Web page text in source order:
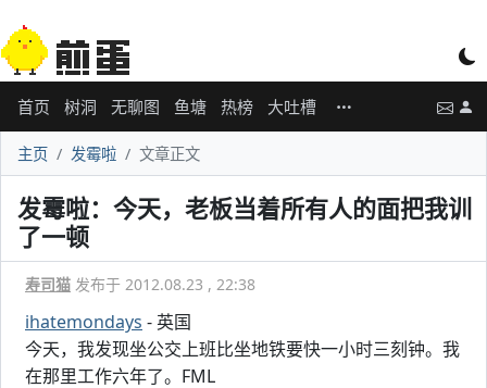
首页 树洞 无聊图 鱼塘 热榜 大吐槽
主页 发霉啦 文章正文
发霉啦：今天，老板当着所有人的面把我训
了一顿
寿司猫 发布于 2012.08.23 , 22:38
ihatemondays - 英国
今天，我发现坐公交上班比坐地铁要快一小时三刻钟。我
在那里工作六年了。FML